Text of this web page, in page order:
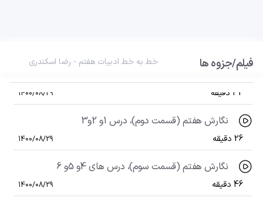
فیلم/جزوه ها خط به خط ادبیات هفتم - رضا اسکندری
32 دقیقه 1400/08/29
نگارش هفتم (قسمت دوم)، درس 1و 2و3
26 دقیقه 1400/08/29
نگارش هفتم (قسمت سوم)، درس های 4و 5و 6
46 دقیقه 1400/08/29